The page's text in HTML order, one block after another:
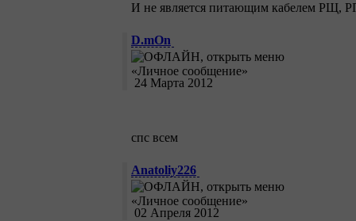
И не является питающим кабелем РЩ,
D.mOn
24 Марта 2012
спс всем
Anatoliy226
02 Апреля 2012